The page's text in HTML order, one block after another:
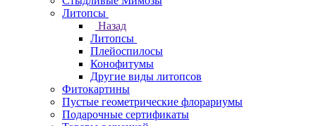
Литопсы
Назад
Литопсы
Плейоспилосы
Конофитумы
Другие виды литопсов
Фитокартины
Пустые геометрические флорариумы
Подарочные сертификаты